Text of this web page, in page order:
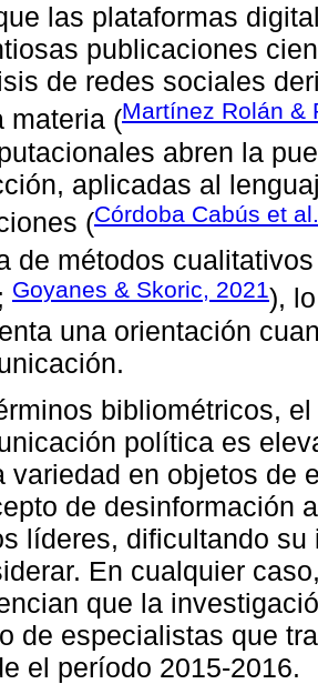
las plataformas
publicaciones
de redes sociales
materia (Martínez Rolán &
abren la
aplicadas al
(Córdoba Cabús et
de métodos
; Goyanes & Skoric, 2021),
una orientación
bibliométricos,
política es
variedad en objetos de
de desinformación
líderes, dificultando
En cualquier
que la
de especialistas que
el período 2015-2016.